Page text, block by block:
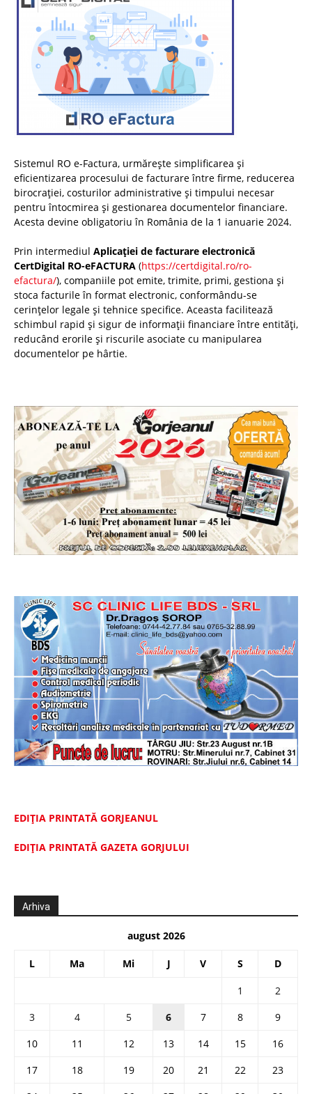
Sistemul RO e-Factura, urmărește simplificarea și
eficientizarea procesului de facturare între firme, reducerea
birocrației, costurilor administrative și timpului necesar
pentru întocmirea și gestionarea documentelor financiare.
Acesta devine obligatoriu în România de la 1 ianuarie 2024.
Prin intermediul Aplicației de facturare electronică
CertDigital RO-eFACTURA (https://certdigital.ro/ro-
efactura/), companiile pot emite, trimite, primi, gestiona și
stoca facturile în format electronic, conformându-se
cerințelor legale și tehnice specifice. Aceasta facilitează
schimbul rapid și sigur de informații financiare între entități,
reducând erorile și riscurile asociate cu manipularea
documentelor pe hârtie.
EDIȚIA PRINTATĂ GORJEANUL
EDIŢIA PRINTATĂ GAZETA GORJULUI
Arhiva
august 2026
L Ma Mi J V S D
1
2
3
4 5 6 7 8
9
10
11 12 13 14 15
16
17
18 19 20 21 22
23